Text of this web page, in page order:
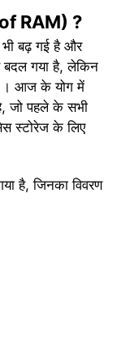
RAM) ?
बढ़ गई है और
बदल गया है, लेकिन
। आज के योग में
जो पहले के सभी
स्टोरेज के लिए
है, जिनका विवरण